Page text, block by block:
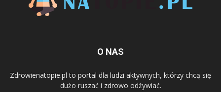
O NAS
Zdrowienatopie.pl to portal dla ludzi aktywnych, którzy chcą się
dużo ruszać i zdrowo odżywiać.